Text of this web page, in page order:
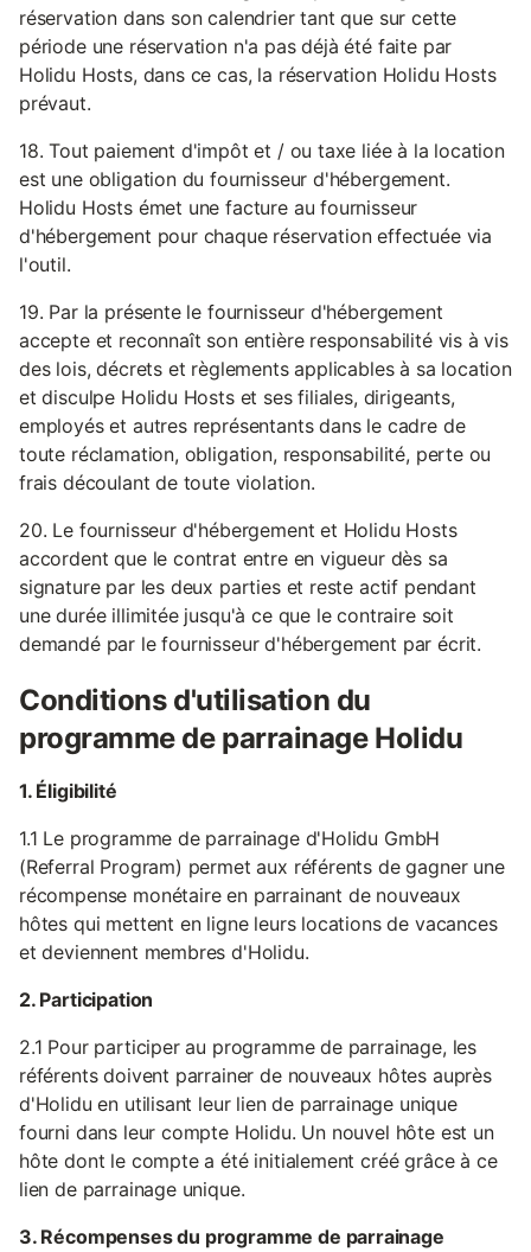
réservation dans son calendrier tant que sur cette
période une réservation n'a pas déjà été faite par
Holidu Hosts, dans ce cas, la réservation Holidu Hosts
prévaut.
18. Tout paiement d'impôt et / ou taxe liée à la location
est une obligation du fournisseur d'hébergement.
Holidu Hosts émet une facture au fournisseur
d'hébergement pour chaque réservation effectuée via
l'outil.
19. Par la présente le fournisseur d'hébergement
accepte et reconnaît son entière responsabilité vis à vis
des lois, décrets et règlements applicables à sa location
et disculpe Holidu Hosts et ses filiales, dirigeants,
employés et autres représentants dans le cadre de
toute réclamation, obligation, responsabilité, perte ou
frais découlant de toute violation.
20. Le fournisseur d'hébergement et Holidu Hosts
accordent que le contrat entre en vigueur dès sa
signature par les deux parties et reste actif pendant
une durée illimitée jusqu'à ce que le contraire soit
demandé par le fournisseur d'hébergement par écrit.
Conditions d'utilisation du
programme de parrainage Holidu
1. Éligibilité
1.1 Le programme de parrainage d'Holidu GmbH
(Referral Program) permet aux référents de gagner une
récompense monétaire en parrainant de nouveaux
hôtes qui mettent en ligne leurs locations de vacances
et deviennent membres d'Holidu.
2. Participation
2.1 Pour participer au programme de parrainage, les
référents doivent parrainer de nouveaux hôtes auprès
d'Holidu en utilisant leur lien de parrainage unique
fourni dans leur compte Holidu. Un nouvel hôte est un
hôte dont le compte a été initialement créé grâce à ce
lien de parrainage unique.
3. Récompenses du programme de parrainage